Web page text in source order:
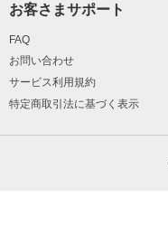
お客さまサポート
FAQ
お問い合わせ
サービス利用規約
特定商取引法に基づく表示